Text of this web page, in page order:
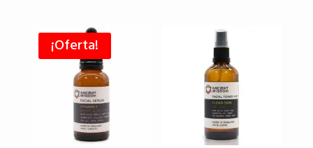
¡Oferta!